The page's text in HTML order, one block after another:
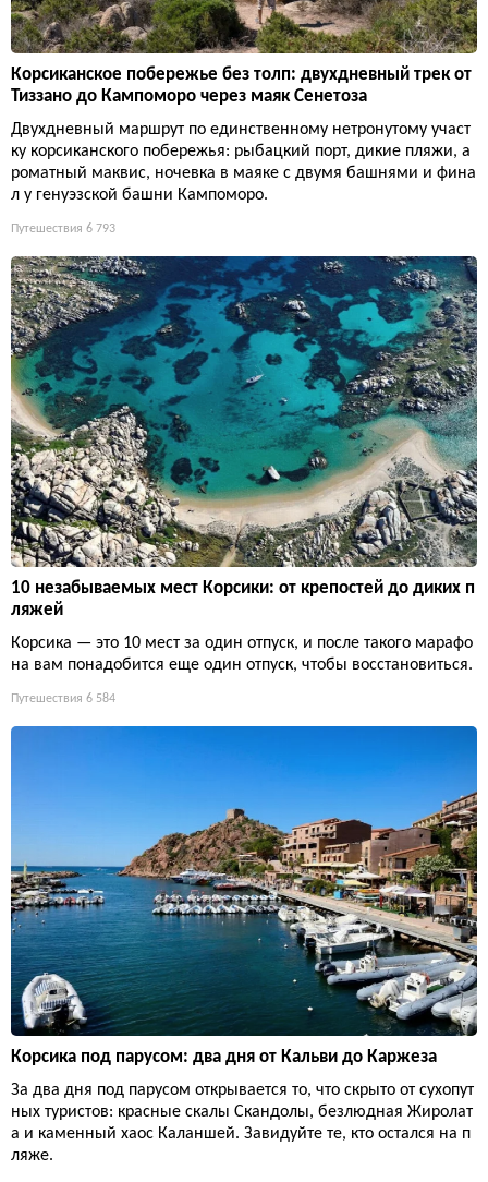
Корсиканское побережье без толп: двухдневный трек от
Тиззано до Кампоморо через маяк Сенетоза
Двухдневный маршрут по единственному нетронутому участ
ку корсиканского побережья: рыбацкий порт, дикие пляжи, а
роматный маквис, ночевка в маяке с двумя башнями и фина
л у генуэзской башни Кампоморо.
Путешествия 6 793
10 незабываемых мест Корсики: от крепостей до диких п
ляжей
Корсика — это 10 мест за один отпуск, и после такого марафо
на вам понадобится еще один отпуск, чтобы восстановиться.
Путешествия 6 584
Корсика под парусом: два дня от Кальви до Каржеза
За два дня под парусом открывается то, что скрыто от сухопут
ных туристов: красные скалы Скандолы, безлюдная Жиролат
а и каменный хаос Каланшей. Завидуйте те, кто остался на п
ляже.